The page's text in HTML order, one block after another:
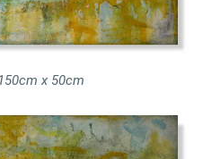
x 50cm